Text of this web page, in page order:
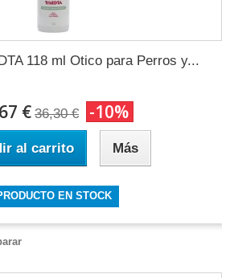
118 ml Otico para Perros y...
€ 36,30 € -10%
al carrito Más
EN STOCK